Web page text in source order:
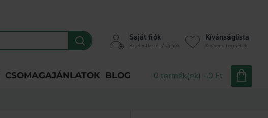
Saját fiók
Bejelentkezés / Új fiók
Kívánságlista
Kedvenc termékek
CSOMAGAJÁNLATOK BLOG 0 termék(ek) - 0 Ft